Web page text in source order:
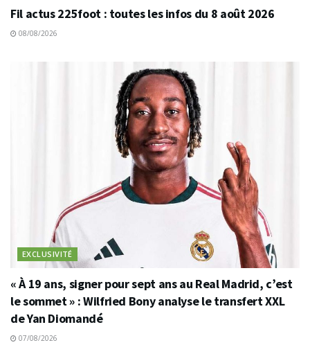
Fil actus 225foot : toutes les infos du 8 août 2026
08/08/2026
EXCLUSIVITÉ
« À 19 ans, signer pour sept ans au Real Madrid, c’est
le sommet » : Wilfried Bony analyse le transfert XXL
de Yan Diomandé
07/08/2026